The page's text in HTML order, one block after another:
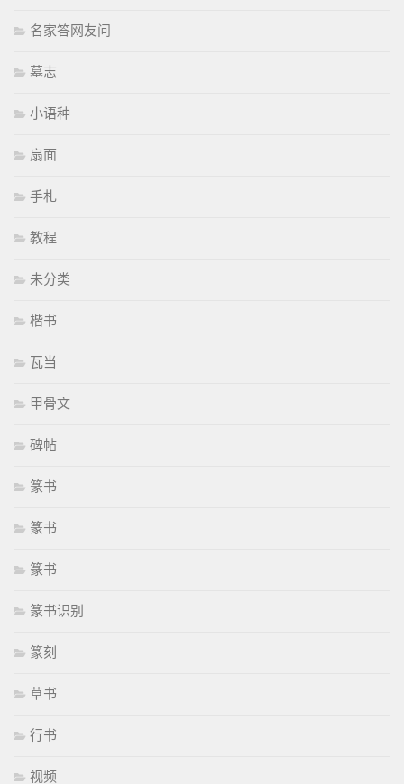
名家答网友问
墓志
小语种
扇面
手札
教程
未分类
楷书
瓦当
甲骨文
碑帖
篆书
篆书
篆书
篆书识别
篆刻
草书
行书
视频